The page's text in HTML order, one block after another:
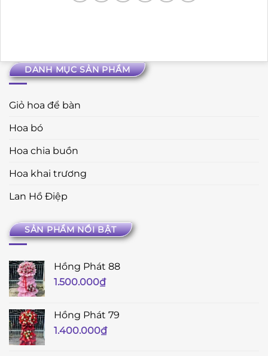
DANH MỤC SẢN PHẨM
Giỏ hoa để bàn
Hoa bó
Hoa chia buồn
Hoa khai trương
Lan Hồ Điệp
SẢN PHẨM NỔI BẬT
Hồng Phát 88
1.500.000₫
Hồng Phát 79
1.400.000₫